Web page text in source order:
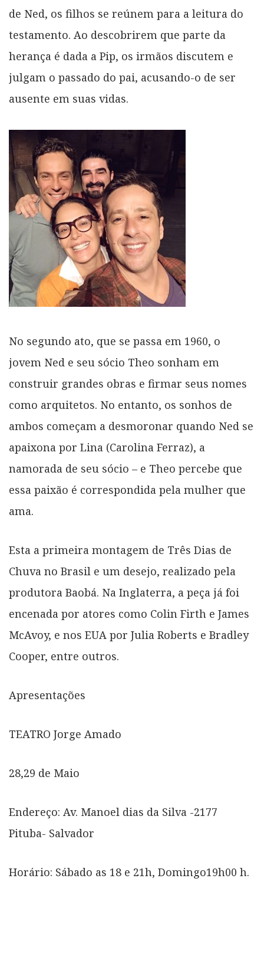
de Ned, os filhos se reúnem para a leitura do
testamento. Ao descobrirem que parte da
herança é dada a Pip, os irmãos discutem e
julgam o passado do pai, acusando-o de ser
ausente em suas vidas.
No segundo ato, que se passa em 1960, o
jovem Ned e seu sócio Theo sonham em
construir grandes obras e firmar seus nomes
como arquitetos. No entanto, os sonhos de
ambos começam a desmoronar quando Ned se
apaixona por Lina (Carolina Ferraz), a
namorada de seu sócio – e Theo percebe que
essa paixão é correspondida pela mulher que
ama.
Esta a primeira montagem de Três Dias de
Chuva no Brasil e um desejo, realizado pela
produtora Baobá. Na Inglaterra, a peça já foi
encenada por atores como Colin Firth e James
McAvoy, e nos EUA por Julia Roberts e Bradley
Cooper, entre outros.
Apresentações
TEATRO Jorge Amado
28,29 de Maio
Endereço: Av. Manoel dias da Silva -2177
Pituba- Salvador
Horário: Sábado as 18 e 21h, Domingo19h00 h.